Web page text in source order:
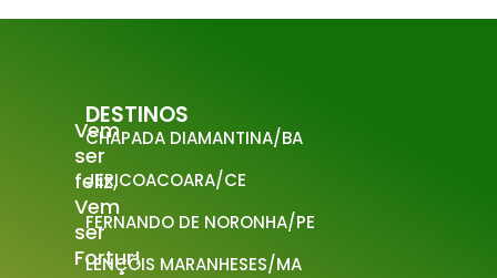
Vem
ser
feliz,
Vem
ser
Fortur!
DESTINOS
CHAPADA DIAMANTINA/BA
JERICOACOARA/CE
FERNANDO DE NORONHA/PE
LENÇÓIS MARANHESES/MA